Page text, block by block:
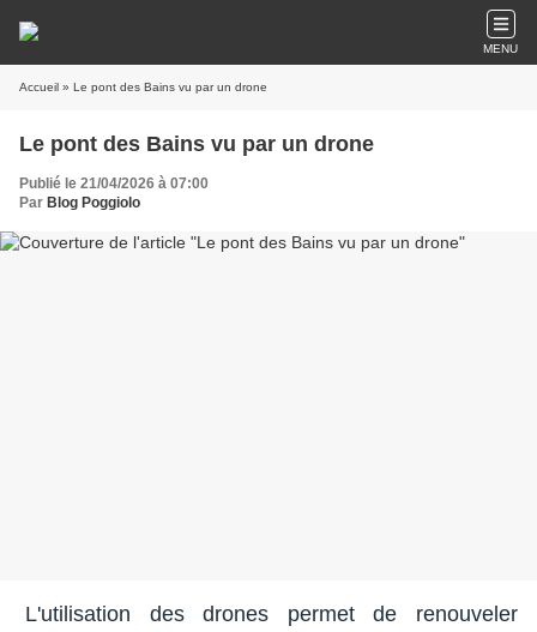
MENU
Accueil » Le pont des Bains vu par un drone
Le pont des Bains vu par un drone
Publié le 21/04/2026 à 07:00
Par Blog Poggiolo
L'utilisation des drones permet de renouveler